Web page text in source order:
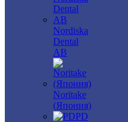
Nordiska
Dental
AB
Noritake
(Япония)
PD